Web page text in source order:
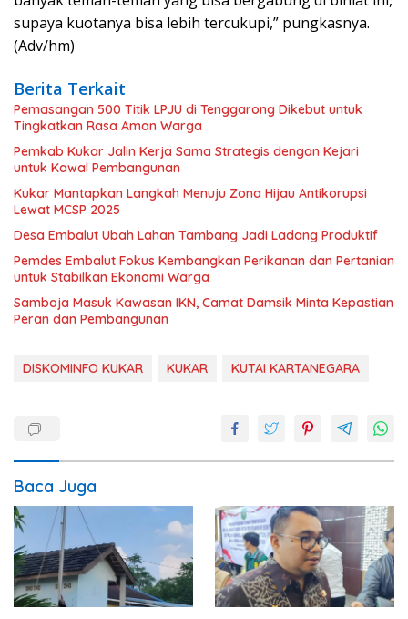
supaya kuotanya bisa lebih tercukupi,” pungkasnya.
(Adv/hm)
Berita Terkait
Pemasangan 500 Titik LPJU di Tenggarong Dikebut untuk
Tingkatkan Rasa Aman Warga
Pemkab Kukar Jalin Kerja Sama Strategis dengan Kejari
untuk Kawal Pembangunan
Kukar Mantapkan Langkah Menuju Zona Hijau Antikorupsi
Lewat MCSP 2025
Desa Embalut Ubah Lahan Tambang Jadi Ladang Produktif
Pemdes Embalut Fokus Kembangkan Perikanan dan Pertanian
untuk Stabilkan Ekonomi Warga
Samboja Masuk Kawasan IKN, Camat Damsik Minta Kepastian
Peran dan Pembangunan
DISKOMINFO KUKAR KUKAR KUTAI KARTANEGARA
Baca Juga